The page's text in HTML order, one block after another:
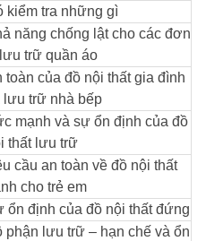
kiểm tra những gì
năng chống lật cho các đơn
trữ quần áo
toàn của đồ nội thất gia đình
lưu trữ nhà bếp
mạnh và sự ổn định của đồ
thất lưu trữ
cầu an toàn về đồ nội thất
cho trẻ em
ổn định của đồ nội thất đứng
phận lưu trữ – hạn chế và ổn